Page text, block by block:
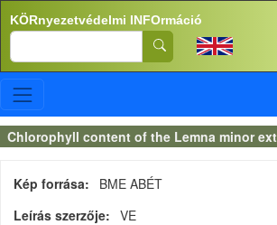
Ugrás a tartalomra
KÖRnyezetvédelmi INFOrmáció
Search
Chlorophyll content of the Lemna minor
Kép forrása
BME ABÉT
Leírás szerzője
VE